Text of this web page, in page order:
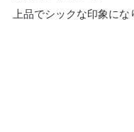
上品でシックな印象にな